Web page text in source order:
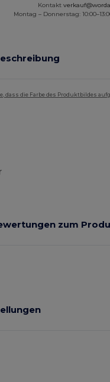
Kontakt
Montag – Donnerstag:
dass die Farbe des Produktbildes
zum